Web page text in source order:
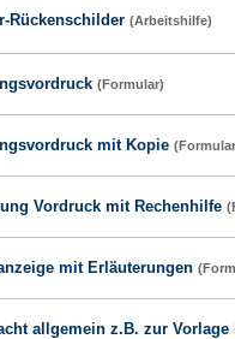
Rückenschilder (Arbeitshilfe)
(Formular)
mit Kopie
Vordruck mit Rechenhilfe
mit Erläuterungen
allgemein z.B. zur